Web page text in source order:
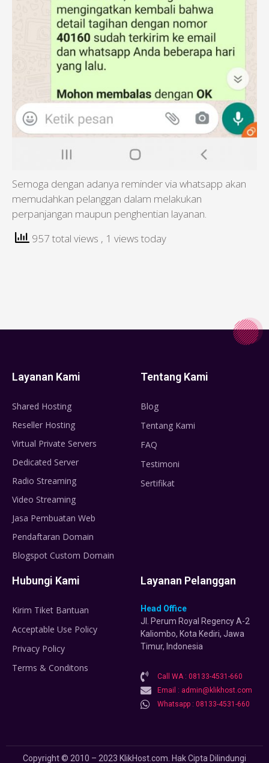
Semoga dengan adanya reminder via whatsapp akan
memudahkan pelanggan dalam melakukan
perpanjangan maupun penghentian layanan.
957 total views , 1 views today
Layanan Kami
Shared Hosting
Reseller Hosting
Virtual Private Servers
Dedicated Server
Radio Streaming
Video Streaming
Jasa Pembuatan Web
Pendaftaran Domain
Blogspot Custom Domain
Tentang Kami
Blog
Tentang Kami
FAQ
Testimoni
Sertifikat
Hubungi Kami
Kirim Tiket Bantuan
Acceptable Use Policy
Privacy Policy
Terms & Conditons
Layanan Pelanggan
Head Office
Jl. Perum Royal Regency A-2
Kaliombo, Kota Kediri, Jawa
Timur, Indonesia
Call WA : 08133-4531-660
Email : admin@klikhost.com
Whatsapp : 08133-4531-660
Copyright © 2010 – 2023 KlikHost.com. Hak Cipta Dilindungi